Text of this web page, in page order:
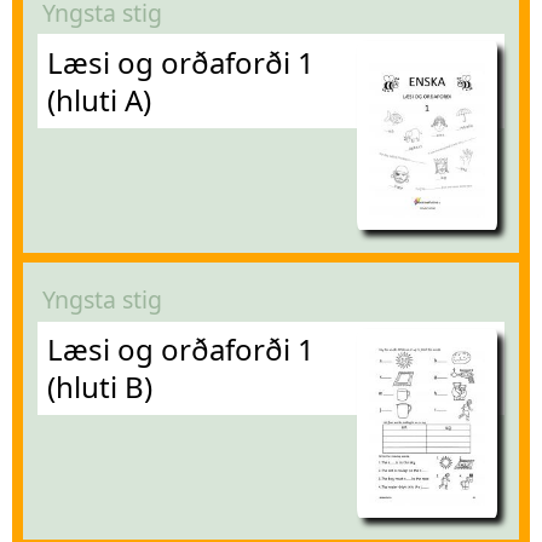
Yngsta stig
Læsi og orðaforði 1
(hluti A)
Yngsta stig
Læsi og orðaforði 1
(hluti B)